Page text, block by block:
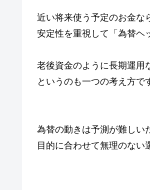
近い将来使う予定のお金な
安定性を重視して「為替ヘ
老後資金のように長期運用
というのも一つの考え方で
為替の動きは予測が難しい
目的に合わせて無理のない